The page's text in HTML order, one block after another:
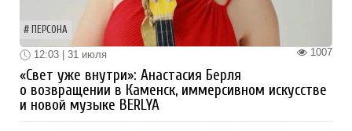
ПЕРСОНА
1007
12:03 | 31 июля
«Свет уже внутри»: Анастасия Берля
о возвращении в Каменск, иммерсивном искусстве
и новой музыке BERLYA